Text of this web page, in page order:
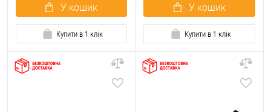
У кошик
Купити в 1 клік
У кошик
Купити в 1 клік